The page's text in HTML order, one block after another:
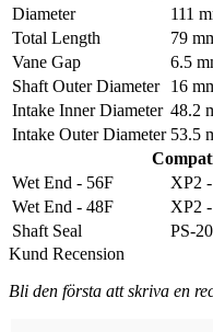
Diameter
111
Total Length
79
Vane Gap
6.5
Shaft Outer Diameter
16
Intake Inner Diameter 48.2
Intake Outer Diameter 53.5
Wet End - 56F
XP2
Wet End - 48F
XP2
Shaft Seal
PS-
Kund Recension
Bli den första att skriva en